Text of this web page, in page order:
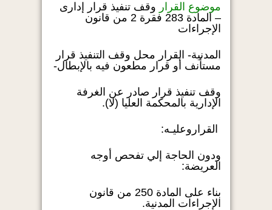
موضوع القرار وقف تنفيذ قرار إدارى
– المادة 283 فقرة 2 من قانون
الإجراءات
المدنية- القرار محل وقف التنفيذ قرار
مستأنف أو قرار مطعون فيه بالإبطال-
وقف تنفيذ قرار صادر عن الغرفة
الإدارية بالمحكمة العليا (لا).
القراروعليـه:
ودون الحاجة إلي تفحص أوجه
العريضة:
بناء على المادة 250 من قانون
الإجراءات المدنية.